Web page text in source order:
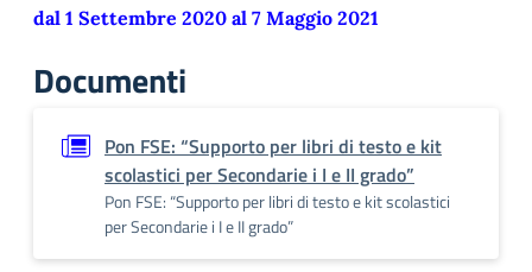
dal 1 Settembre 2020 al 7 Maggio 2021
Documenti
Pon FSE: “Supporto per libri di testo e kit
scolastici per Secondarie i I e II grado”
Pon FSE: “Supporto per libri di testo e kit scolastici
per Secondarie i I e II grado”